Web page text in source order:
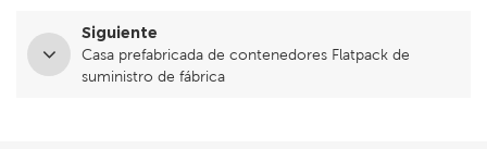
Siguiente
Casa prefabricada de contenedores Flatpack de
suministro de fábrica